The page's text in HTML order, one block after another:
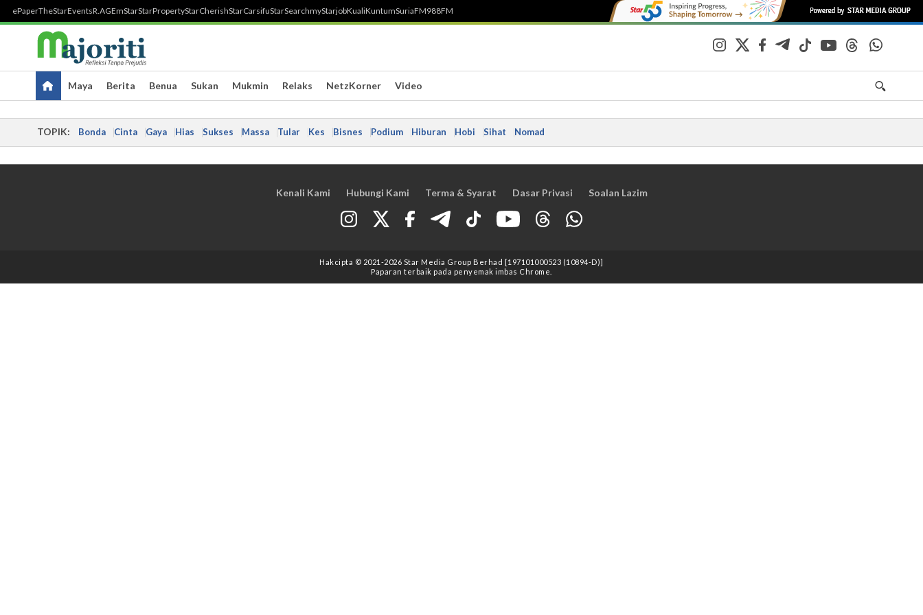
ePaperTheStarEventsR.AGEmStarStarPropertyStarCherishStarCarsifuStarSearchmyStarjobKualiKuntumSuriaFM988FM
Maya Berita Benua Sukan Mukmin Relaks NetzKorner Video
TOPIK: Bonda Cinta Gaya Hias Sukses Massa Tular Kes Bisnes Podium Hiburan Hobi Sihat Nomad
Kenali Kami Hubungi Kami Terma & Syarat Dasar Privasi Soalan Lazim
Hakcipta © 2021 -2026 Star Media Group Berhad [197101000523 (10894-D)]
Paparan terbaik pada penyemak imbas Chrome.